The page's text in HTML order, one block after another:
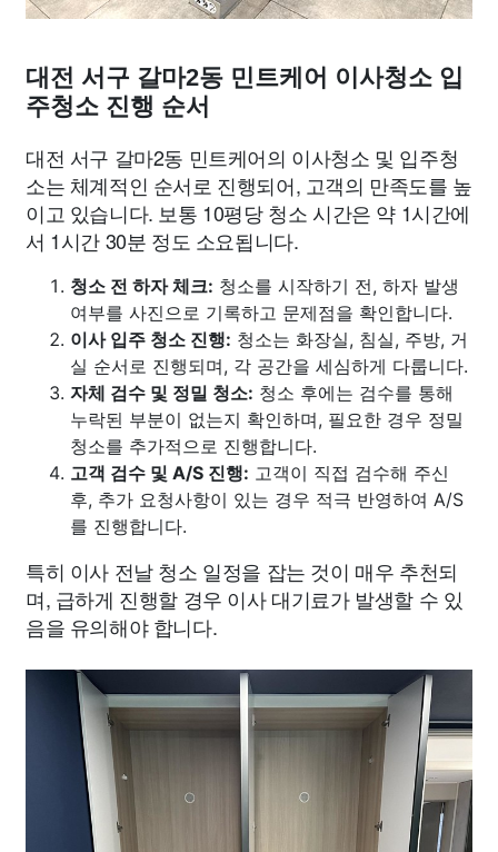
대전 서구 갈마2동 민트케어 이사청소 입
주청소 진행 순서
대전 서구 갈마2동 민트케어의 이사청소 및 입주청
소는 체계적인 순서로 진행되어, 고객의 만족도를 높
이고 있습니다. 보통 10평당 청소 시간은 약 1시간에
서 1시간 30분 정도 소요됩니다.
청소 전 하자 체크: 청소를 시작하기 전, 하자 발생
여부를 사진으로 기록하고 문제점을 확인합니다.
이사 입주 청소 진행: 청소는 화장실, 침실, 주방, 거
실 순서로 진행되며, 각 공간을 세심하게 다룹니다.
자체 검수 및 정밀 청소: 청소 후에는 검수를 통해
누락된 부분이 없는지 확인하며, 필요한 경우 정밀
청소를 추가적으로 진행합니다.
고객 검수 및 A/S 진행: 고객이 직접 검수해 주신
후, 추가 요청사항이 있는 경우 적극 반영하여 A/S
를 진행합니다.
특히 이사 전날 청소 일정을 잡는 것이 매우 추천되
며, 급하게 진행할 경우 이사 대기료가 발생할 수 있
음을 유의해야 합니다.